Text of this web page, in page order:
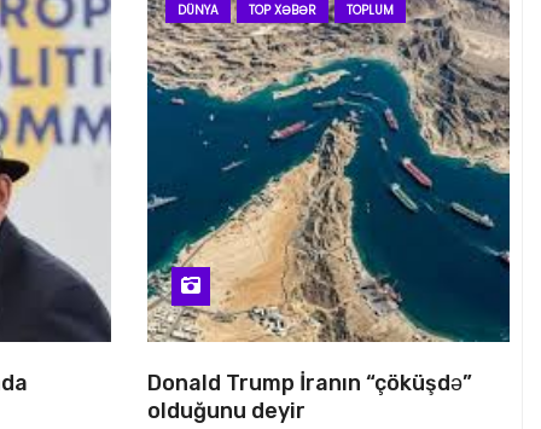
DÜNYA TOP XƏBƏR TOPLUM
Donald Trump İranın “çöküşdə”
olduğunu deyir